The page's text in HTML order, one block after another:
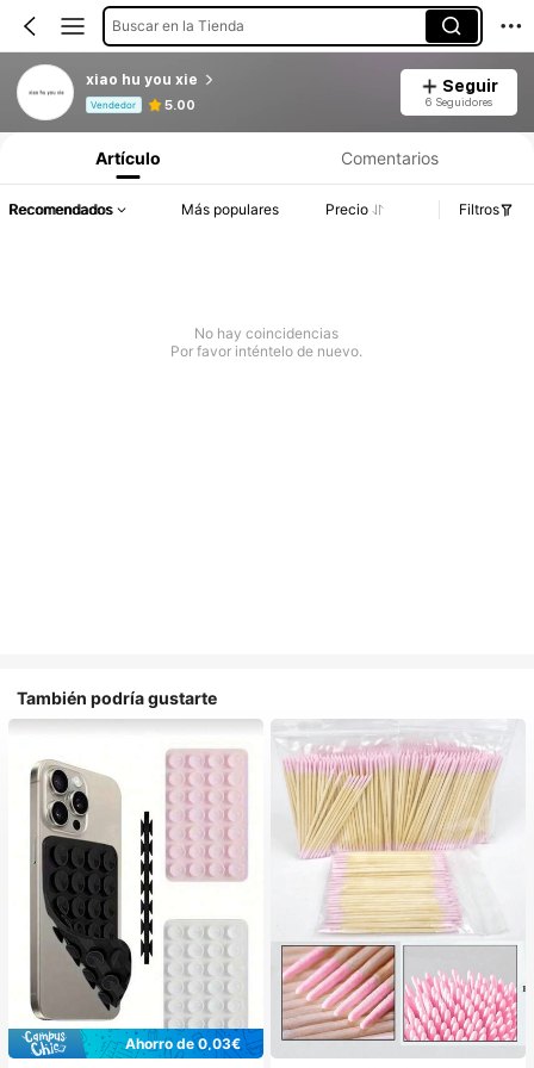
Buscar en la Tienda
xiao hu you xie
Vendedor 5.00
Seguir
6 Seguidores
Artículo Comentarios
Recomendados Más populares Precio Filtros
No hay coincidencias
Por favor inténtelo de nuevo.
También podría gustarte
Ahorro de 0,03€